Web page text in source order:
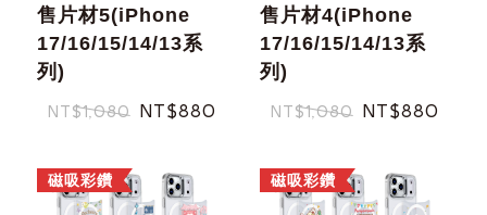
售片材5(iPhone
17/16/15/14/13系
列)
NT$1,080 NT$880
售片材4(iPhone
17/16/15/14/13系
列)
NT$1,080 NT$880
磁吸彩鑽 磁吸彩鑽
重取驗證碼
記住帳號